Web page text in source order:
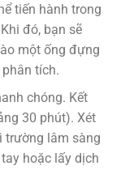
tiến hành trong
đó, bạn sẽ
một ống đựng
tích.
chóng. Kết
30 phút). Xét
trường lâm sàng
hoặc lấy dịch